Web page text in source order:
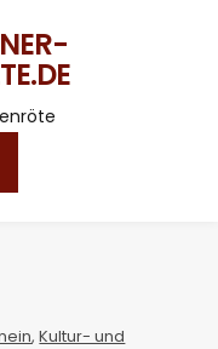
,Kultur- und